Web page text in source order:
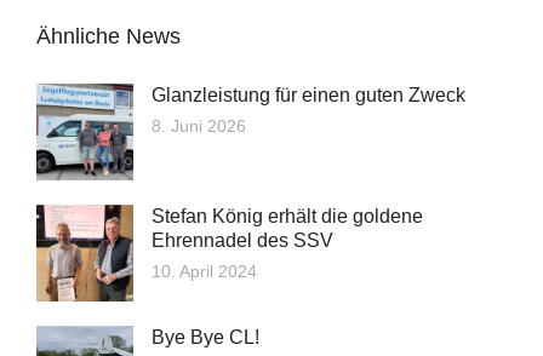
Ähnliche News
Glanzleistung für einen guten Zweck
8. Juni 2026
Stefan König erhält die goldene
Ehrennadel des SSV
10. April 2024
Bye Bye CL!